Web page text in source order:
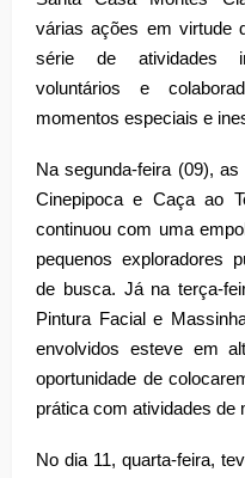
várias ações em virtude
série de atividades
voluntários e
momentos especiais e
Na segunda-feira (09),
Cinepipoca e Caça ao
continuou com uma
pequenos exploradores
de busca. Já na terça-
Pintura Facial e
envolvidos esteve em
oportunidade de
prática com atividades de
No dia 11, quarta-feira,